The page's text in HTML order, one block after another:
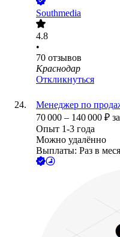
Southmedia
4.8
•
70 отзывов
Краснодар
Откликнуться
Менеджер по
70 000 – 140 000 ₽
Опыт 1-3 года
Можно удалённо
Выплаты: Раз в